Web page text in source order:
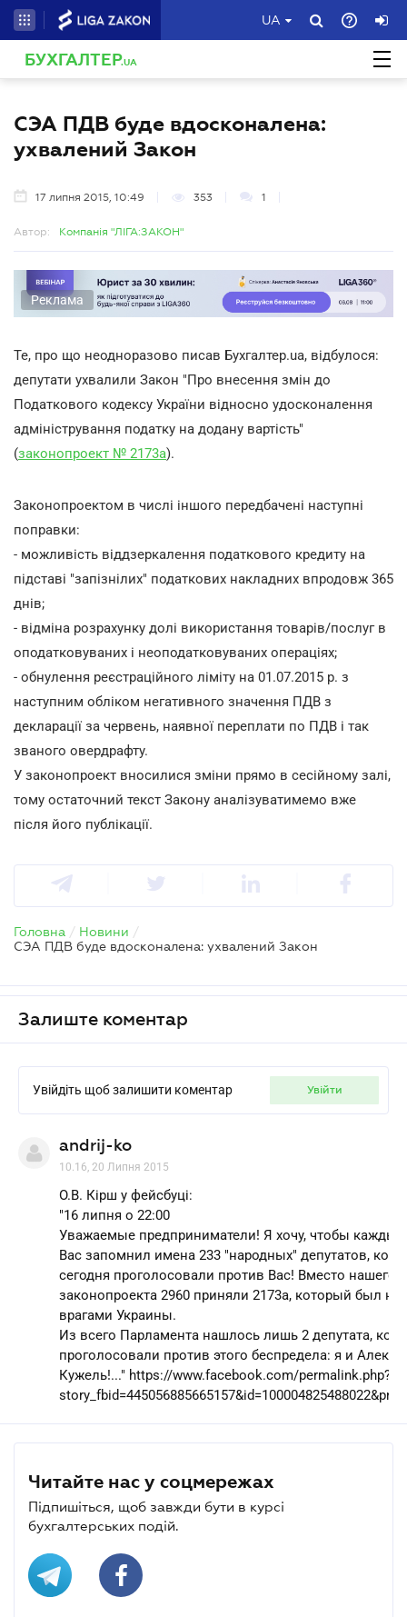
UA
БУХГАЛТЕР.UA
СЭА ПДВ буде вдосконалена:
ухвалений Закон
17 липня 2015, 10:49 353 1
Автор: Компанія "ЛІГА:ЗАКОН"
Реклама
Те, про що неодноразово писав Бухгалтер.ua, відбулося:
депутати ухвалили Закон "Про внесення змін до
Податкового кодексу України відносно удосконалення
адміністрування податку на додану вартість"
(законопроект № 2173а).
Законопроектом в числі іншого передбачені наступні
поправки:
- можливість віддзеркалення податкового кредиту на
підставі "запізнілих" податкових накладних впродовж 365
днів;
- відміна розрахунку долі використання товарів/послуг в
оподатковуваних і неоподатковуваних операціях;
- обнулення реєстраційного ліміту на 01.07.2015 р. з
наступним обліком негативного значення ПДВ з
декларації за червень, наявної переплати по ПДВ і так
званого овердрафту.
У законопроект вносилися зміни прямо в сесійному залі,
тому остаточний текст Закону аналізуватимемо вже
після його публікації.
Головна / Новини /
СЭА ПДВ буде вдосконалена: ухвалений Закон
Залиште коментар
Увійдіть щоб залишити коментар увійти
andrij-ko
10.16, 20 Липня 2015
О.В. Кірш у фейсбуці:
"16 липня о 22:00
Уважаемые предприниматели! Я хочу, чтобы
Вас запомнил имена 233 "народных" депутатов,
сегодня проголосовали против Вас! Вместо нашего
законопроекта 2960 приняли 2173а, который был
врагами Украины.
Из всего Парламента нашлось лишь 2 депутата,
проголосовали против этого беспредела: я и
Кужель!..." https://www.facebook.com/permalink.php?
Читайте нас у соцмережах
Підпишіться, щоб завжди бути в курсі
бухгалтерських подій.